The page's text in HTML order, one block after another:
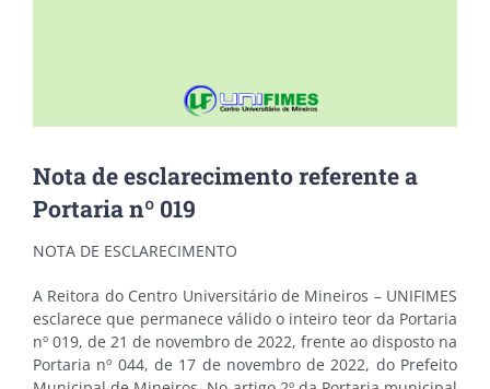
Nota de esclarecimento referente a
Portaria nº 019
NOTA DE ESCLARECIMENTO
A Reitora do Centro Universitário de Mineiros – UNIFIMES
esclarece que permanece válido o inteiro teor da Portaria
nº 019, de 21 de novembro de 2022, frente ao disposto na
Portaria nº 044, de 17 de novembro de 2022, do Prefeito